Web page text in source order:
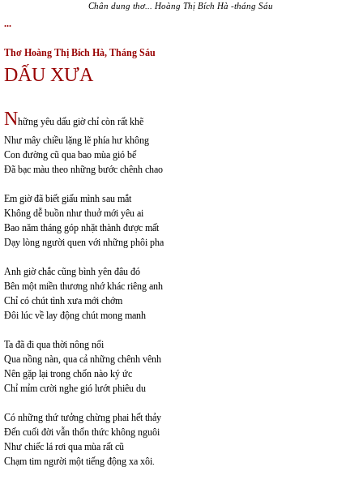
Chân dung thơ... Hoàng Thị Bích Hà -tháng Sáu
...
Thơ Hoàng Thị Bích Hà, Tháng Sáu
DẤU XƯA
Những yêu dấu giờ chỉ còn rất khẽ
Như mây chiều lặng lẽ phía hư không
Con đường cũ qua bao mùa gió bể
Đã bạc màu theo những bước chênh chao
Em giờ đã biết giấu mình sau mắt
Không dễ buồn như thuở mới yêu ai
Bao năm tháng góp nhặt thành được mất
Dạy lòng người quen với những phôi pha
Anh giờ chắc cũng bình yên đâu đó
Bên một miền thương nhớ khác riêng anh
Chỉ có chút tình xưa mới chớm
Đôi lúc về lay động chút mong manh
Ta đã đi qua thời nông nổi
Qua nồng nàn, qua cả những chênh vênh
Nên gặp lại trong chốn nào ký ức
Chỉ mỉm cười nghe gió lướt phiêu du
Có những thứ tưởng chừng phai hết thảy
Đến cuối đời vẫn thổn thức không nguôi
Như chiếc lá rơi qua mùa rất cũ
Chạm tim người một tiếng động xa xôi.